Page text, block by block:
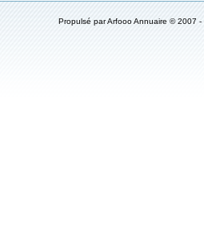
Propulsé parArfooo Annuaire © 2007